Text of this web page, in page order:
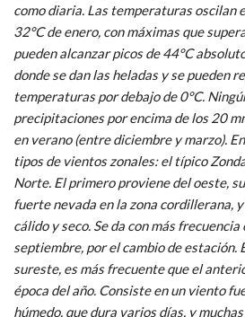
como diaria. Las temperaturas oscilan
32°C de enero, con máximas que
pueden alcanzar picos de 44°C
donde se dan las heladas y se pueden
temperaturas por debajo de 0°C.
precipitaciones por encima de los 20
en verano (entre diciembre y marzo).
tipos de vientos zonales: el típico
Norte. El primero proviene del oeste,
fuerte nevada en la zona cordillerana,
cálido y seco. Se da con más
septiembre, por el cambio de estación.
sureste, es más frecuente que el
época del año. Consiste en un viento
húmedo, que dura varios días, y